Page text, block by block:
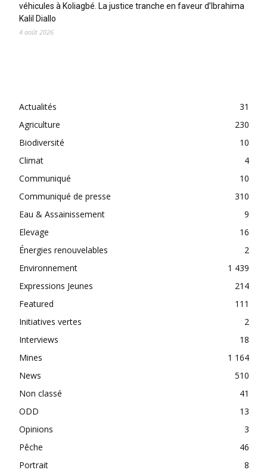
véhicules à Koliagbé. La justice tranche en faveur d’Ibrahima
Kalil Diallo
4 août 2026
Actualités
31
Agriculture
230
Biodiversité
10
Climat
4
Communiqué
10
Communiqué de presse
310
Eau & Assainissement
9
Elevage
16
Énergies renouvelables
2
Environnement
1 439
Expressions Jeunes
214
Featured
111
Initiatives vertes
2
Interviews
18
Mines
1 164
News
510
Non classé
41
ODD
13
Opinions
3
Pêche
46
Portrait
8